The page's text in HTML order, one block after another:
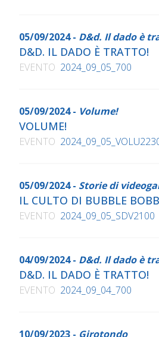
05/09/2024 - D&d. Il dado è
D&D. IL DADO È TRATTO!
EVENTO 2024_09_05_700
05/09/2024 - Volume!
VOLUME!
EVENTO
05/09/2024 - Storie di
IL CULTO DI BUBBLE
EVENTO 2024_09_05_SDV2100
04/09/2024 - D&d. Il dado è
D&D. IL DADO È TRATTO!
EVENTO 2024_09_04_700
10/09/2023 - Girotondo